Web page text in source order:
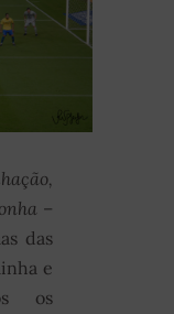
–
das
e
os